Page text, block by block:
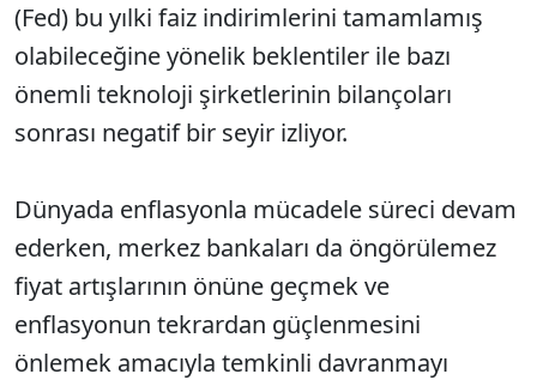
(Fed) bu yılki faiz indirimlerini tamamlamış
olabileceğine yönelik beklentiler ile bazı
önemli teknoloji şirketlerinin bilançoları
sonrası negatif bir seyir izliyor.
Dünyada enflasyonla mücadele süreci devam
ederken, merkez bankaları da öngörülemez
fiyat artışlarının önüne geçmek ve
enflasyonun tekrardan güçlenmesini
önlemek amacıyla temkinli davranmayı